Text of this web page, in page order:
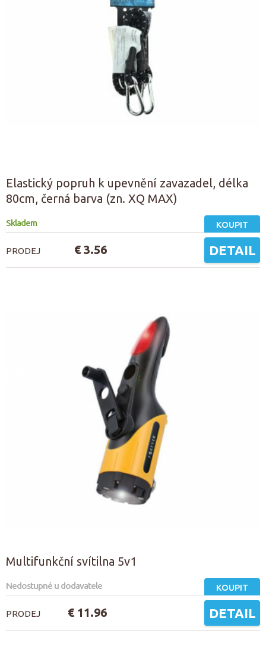
Elastický popruh k upevnění zavazadel, délka
80cm, černá barva (zn. XQ MAX)
Skladem KOUPIT
PRODEJ € 3.56 DETAIL
Multifunkční svítilna 5v1
Nedostupné u dodavatele KOUPIT
PRODEJ € 11.96 DETAIL